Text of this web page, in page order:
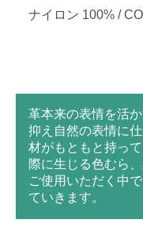
ナイロン 100% /
革本来の表情を活
抑え自然の表情に
材がもともと持っ
際に生じる色むら
ご使用いただく中
ていきます。